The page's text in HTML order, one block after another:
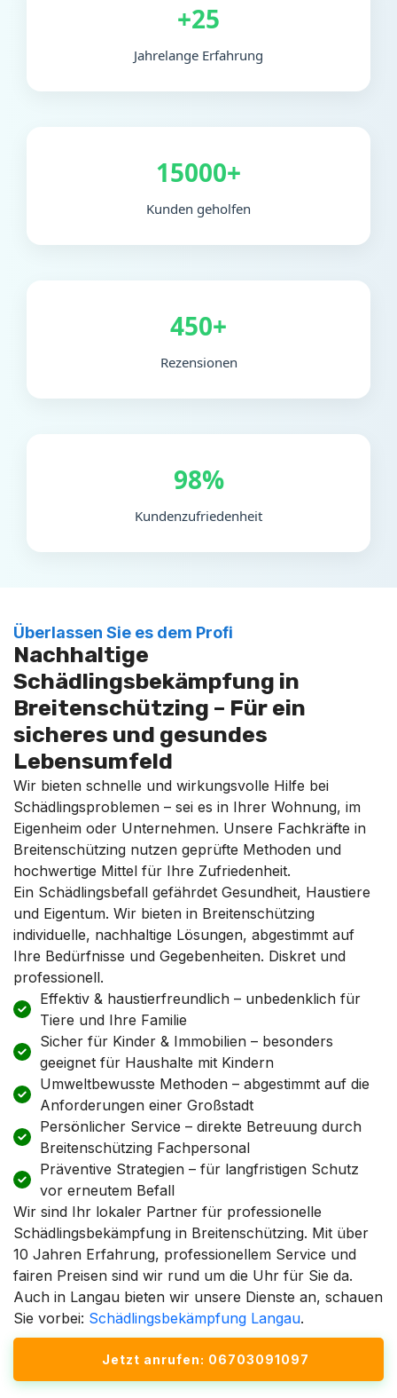
+25
Jahrelange Erfahrung
15000+
Kunden geholfen
450+
Rezensionen
98%
Kundenzufriedenheit
Überlassen Sie es dem Profi
Nachhaltige
Schädlingsbekämpfung in
Breitenschützing – Für ein
sicheres und gesundes
Lebensumfeld
Wir bieten schnelle und wirkungsvolle Hilfe bei
Schädlingsproblemen – sei es in Ihrer Wohnung, im
Eigenheim oder Unternehmen. Unsere Fachkräfte in
Breitenschützing nutzen geprüfte Methoden und
hochwertige Mittel für Ihre Zufriedenheit.
Ein Schädlingsbefall gefährdet Gesundheit, Haustiere
und Eigentum. Wir bieten in Breitenschützing
individuelle, nachhaltige Lösungen, abgestimmt auf
Ihre Bedürfnisse und Gegebenheiten. Diskret und
professionell.
Effektiv & haustierfreundlich – unbedenklich für
Tiere und Ihre Familie
Sicher für Kinder & Immobilien – besonders
geeignet für Haushalte mit Kindern
Umweltbewusste Methoden – abgestimmt auf die
Anforderungen einer Großstadt
Persönlicher Service – direkte Betreuung durch
Breitenschützing Fachpersonal
Präventive Strategien – für langfristigen Schutz
vor erneutem Befall
Wir sind Ihr lokaler Partner für professionelle
Schädlingsbekämpfung in Breitenschützing. Mit über
10 Jahren Erfahrung, professionellem Service und
fairen Preisen sind wir rund um die Uhr für Sie da.
Auch in Langau bieten wir unsere Dienste an, schauen
Sie vorbei: Schädlingsbekämpfung Langau.
Jetzt anrufen: 06703091097